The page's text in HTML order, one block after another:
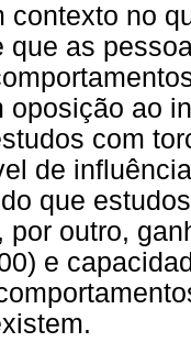
contexto no
que as
oposição ao
com
de
que
por outro,
e